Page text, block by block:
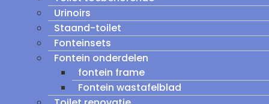
Urinoirs
Staand-toilet
Fonteinsets
Fontein onderdelen
fontein frame
Fontein wastafelblad